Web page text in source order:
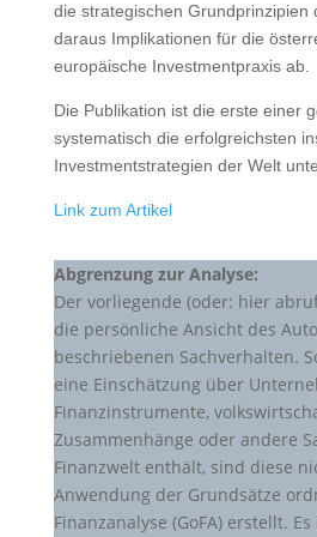
die strategischen Grundprinzipien
daraus Implikationen für die
europäische Investmentpraxis ab.
Die Publikation ist die erste einer
systematisch die erfolgreichsten
Investmentstrategien der Welt
Link zum Artikel
Abgrenzung zur Analyse:
Der vorliegende (oder: hier
die persönliche Ansicht des
beschriebenen Sachverhalten.
eine Einschätzung über
Finanzinstrumente,
Zusammenhänge oder andere
Finanzwelt enthält, sind diese
Anwendung der Grundsätze
Finanzanalyse (GoFA) erstellt.